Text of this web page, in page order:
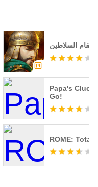
انتقام السلاطين
Papa's
Go!
ROME: Total